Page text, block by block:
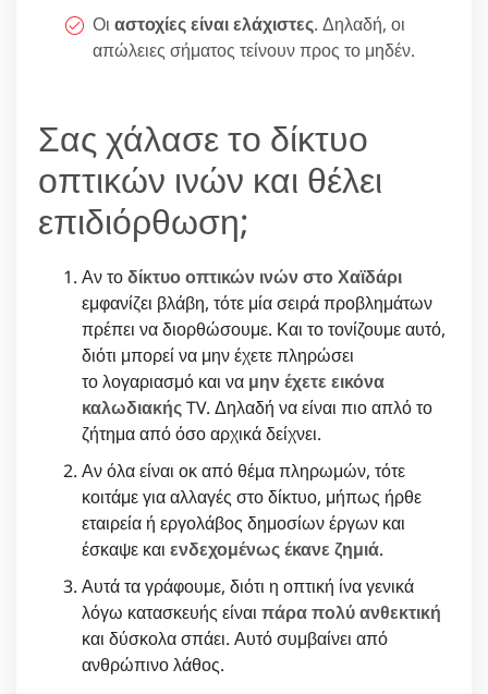
Οι αστοχίες είναι ελάχιστες. Δηλαδή, οι
απώλειες σήματος τείνουν προς το μηδέν.
Σας χάλασε το δίκτυο
οπτικών ινών και θέλει
επιδιόρθωση;
Αν τοδίκτυο οπτικών ινών στο Χαϊδάρι
εμφανίζει βλάβη, τότε μία σειρά προβλημάτων
πρέπει να διορθώσουμε. Και το τονίζουμε αυτό,
διότι μπορεί να μην έχετε πληρώσει
το λογαριασμό και να μην έχετε εικόνα
καλωδιακήςTV. Δηλαδή να είναι πιο απλό το
ζήτημα από όσο αρχικά δείχνει.
Αν όλα είναι οκ από θέμα πληρωμών, τότε
κοιτάμε για αλλαγές στο δίκτυο, μήπως ήρθε
εταιρεία ή εργολάβος δημοσίων έργων και
έσκαψε και ενδεχομένως έκανε ζημιά.
Αυτά τα γράφουμε, διότι η οπτική ίνα γενικά
λόγω κατασκευής είναι πάρα πολύ ανθεκτική
και δύσκολα σπάει. Αυτό συμβαίνει από
ανθρώπινο λάθος.